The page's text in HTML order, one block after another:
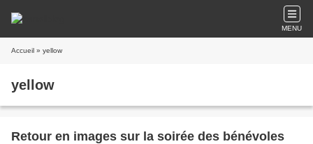
MENU
Accueil » yellow
yellow
Retour en images sur la soirée des bénévoles